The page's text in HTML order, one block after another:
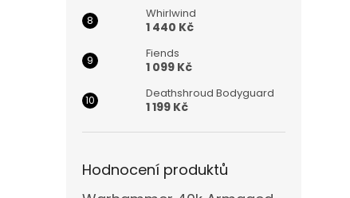
Whirlwind
1 440 Kč
Fiends
1 099 Kč
Deathshroud Bodyguard
1 199 Kč
Hodnocení produktů